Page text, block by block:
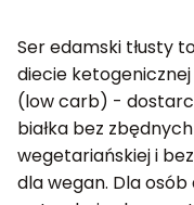
Ser edamski tłusty
diecie
(low carb) -
białka bez
wegetariańskiej i
dla wegan. Dla